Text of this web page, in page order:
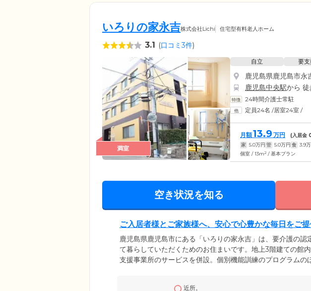
いろりの家永吉株式会社Lichi 住宅型有料老人ホーム
3.1 (口コミ3件)
満室
自立 要支
鹿児島県鹿児島市永
鹿児島中央駅から
24時間介護士常駐
定員24名 /居室24室 /
月額13.9 万円 (入居金
家 5.0万円 管 5.0万円 食 3.9
個室 / 13m2 / 基本プラン
空き状況を知る
ご入居者様とご家族様へ、安心で心豊かな毎日をご
鹿児島県鹿児島市にある「いろりの家永吉」は、要介護の認
て暮らしていただくためのお住まいです。地上3階建ての館
支援事業所のサービスを併設。個別機能訓練のプログラム
近所。